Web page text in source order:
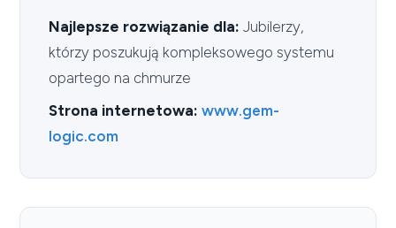
Najlepsze rozwiązanie dla:Jubilerzy,
którzy poszukują kompleksowego systemu
opartego na chmurze
Strona internetowa: www.gem-
logic.com